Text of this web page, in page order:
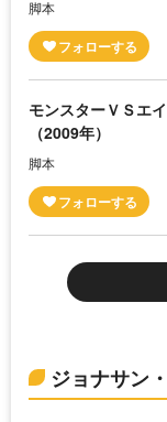
脚本
モンスターＶＳエ
（2009年）
脚本
ジョナサン